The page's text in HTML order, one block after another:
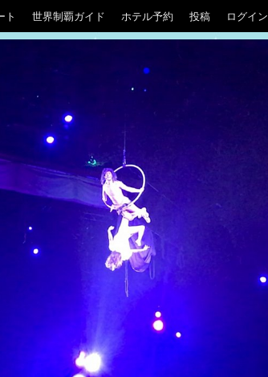
ト 世界制覇ガイド ホテル予約 投稿 ログイン